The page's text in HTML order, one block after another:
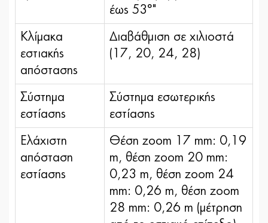
έως 53°"
Κλίμακα
εστιακής
απόστασης
Διαβάθμιση σε χιλιοστά
(17, 20, 24, 28)
Σύστημα
εστίασης
Σύστημα εσωτερικής
εστίασης
Ελάχιστη
απόσταση
εστίασης
Θέση zoom 17 mm: 0,19
m, θέση zoom 20 mm:
0,23 m, θέση zoom 24
mm: 0,26 m, θέση zoom
28 mm: 0,26 m (μέτρηση